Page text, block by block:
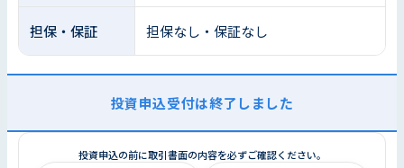
担保・保証 担保なし・保証なし
投資申込受付は終了しました
投資申込の前に取引書面の内容を必ずご確認ください。